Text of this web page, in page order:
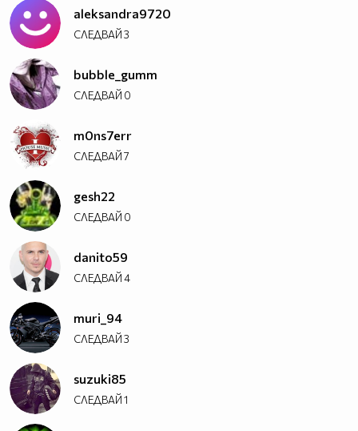
aleksandra9720
СЛЕДВАЙ3
bubble_gumm
СЛЕДВАЙ 0
m0ns7err
СЛЕДВАЙ7
gesh22
СЛЕДВАЙ 0
danito59
СЛЕДВАЙ4
muri_94
СЛЕДВАЙ3
suzuki85
СЛЕДВАЙ1